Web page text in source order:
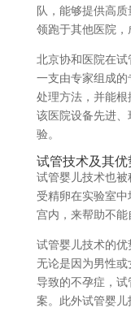
队，能够提供高
领跑于其他医院，
北京协和医院在
一支由专家组成
处理方法，并能
该医院设备先进
验。
试管技术及其优
试管婴儿技术也
受精卵在实验室
宫内，来帮助不能
试管婴儿技术的优
无论是因为男性
导致的不孕症，
案。此外试管婴